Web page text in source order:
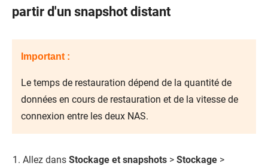
partir d'un snapshot distant
Important :
Le temps de restauration dépend de la quantité de
données en cours de restauration et de la vitesse de
connexion entre les deux NAS.
Allez dans Stockage et snapshots > Stockage >